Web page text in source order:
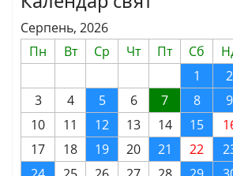
Серпень, 2026
Пн
Вт Ср Чт Пт Сб
1
2
3
4 5 6 7 8
9
10
11 12 13 14 15
17
18 19 20 21 22